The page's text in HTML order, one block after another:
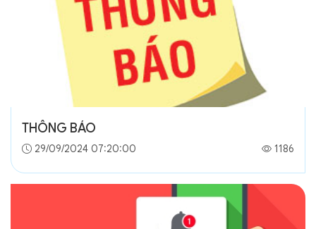
THÔNG BÁO
29/09/2024 07:20:00 1186